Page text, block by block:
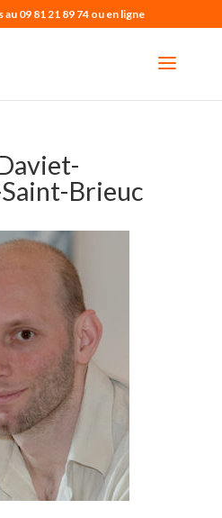
09 81 21 89 74 ou en ligne
Brieuc